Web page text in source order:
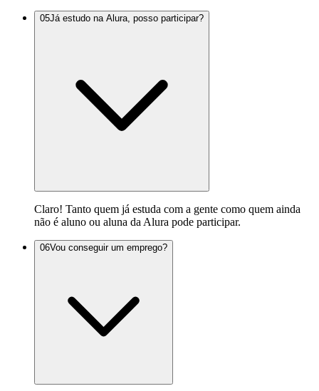
05Já estudo na Alura, posso participar?
Claro! Tanto quem já estuda com a gente como quem ainda
não é aluno ou aluna da Alura pode participar.
06Vou conseguir um emprego?